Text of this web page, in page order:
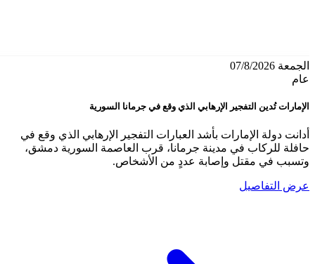
الجمعة 07/8/2026
عام
الإمارات تُدين التفجير الإرهابي الذي وقع في جرمانا السورية
أدانت دولة الإمارات بأشد العبارات التفجير الإرهابي الذي وقع في
حافلة للركاب في مدينة جرمانا، قرب العاصمة السورية دمشق،
وتسبب في مقتل وإصابة عددٍ من الأشخاص.
عرض التفاصيل